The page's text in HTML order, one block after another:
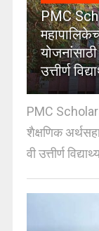
PMC
उत्तीर्ण
PMC
शैक्षणिक
वी उत्तीर्ण